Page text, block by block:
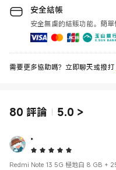
安全結帳
安全無虞的結賬功能。簡單
需要更多協助嗎？立即聊天或撥打
80 評論 5.0 >
*
5 Star
Redmi Note 13 5G 極地白 8 GB +